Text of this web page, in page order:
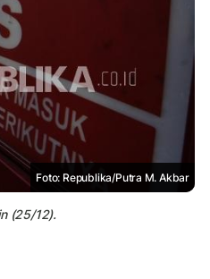
Foto: Republika/Putra M. Akbar
(25/12).